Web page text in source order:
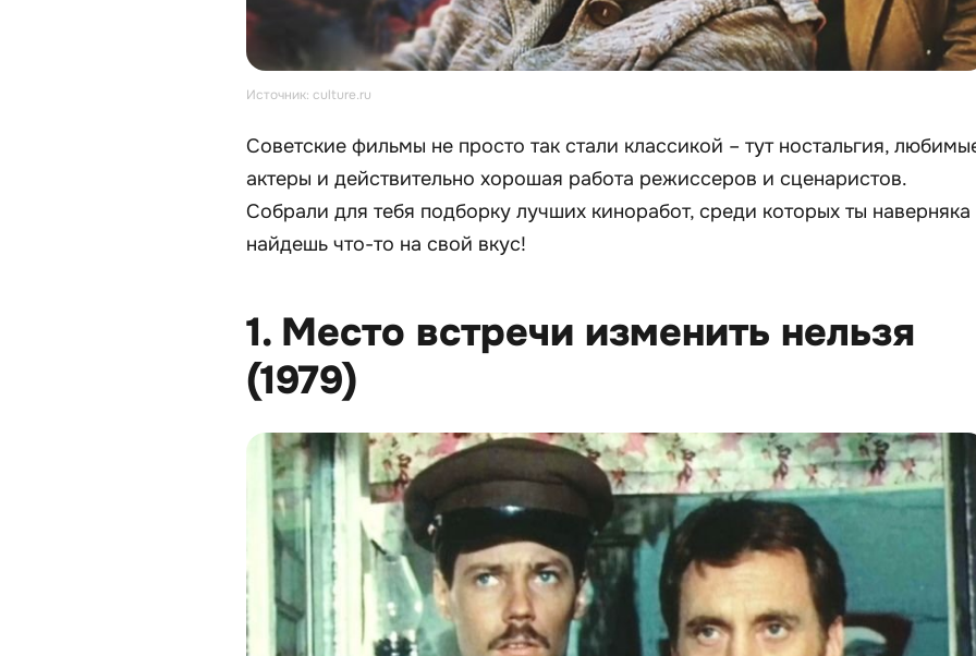
Источник: culture.ru
Советские фильмы не просто так стали классикой – тут ностальгия,
актеры и действительно хорошая работа режиссеров и сценаристов.
Собрали для тебя подборку лучших киноработ, среди которых ты наверняка
найдешь что-то на свой вкус!
1. Место встречи изменить нельзя
(1979)